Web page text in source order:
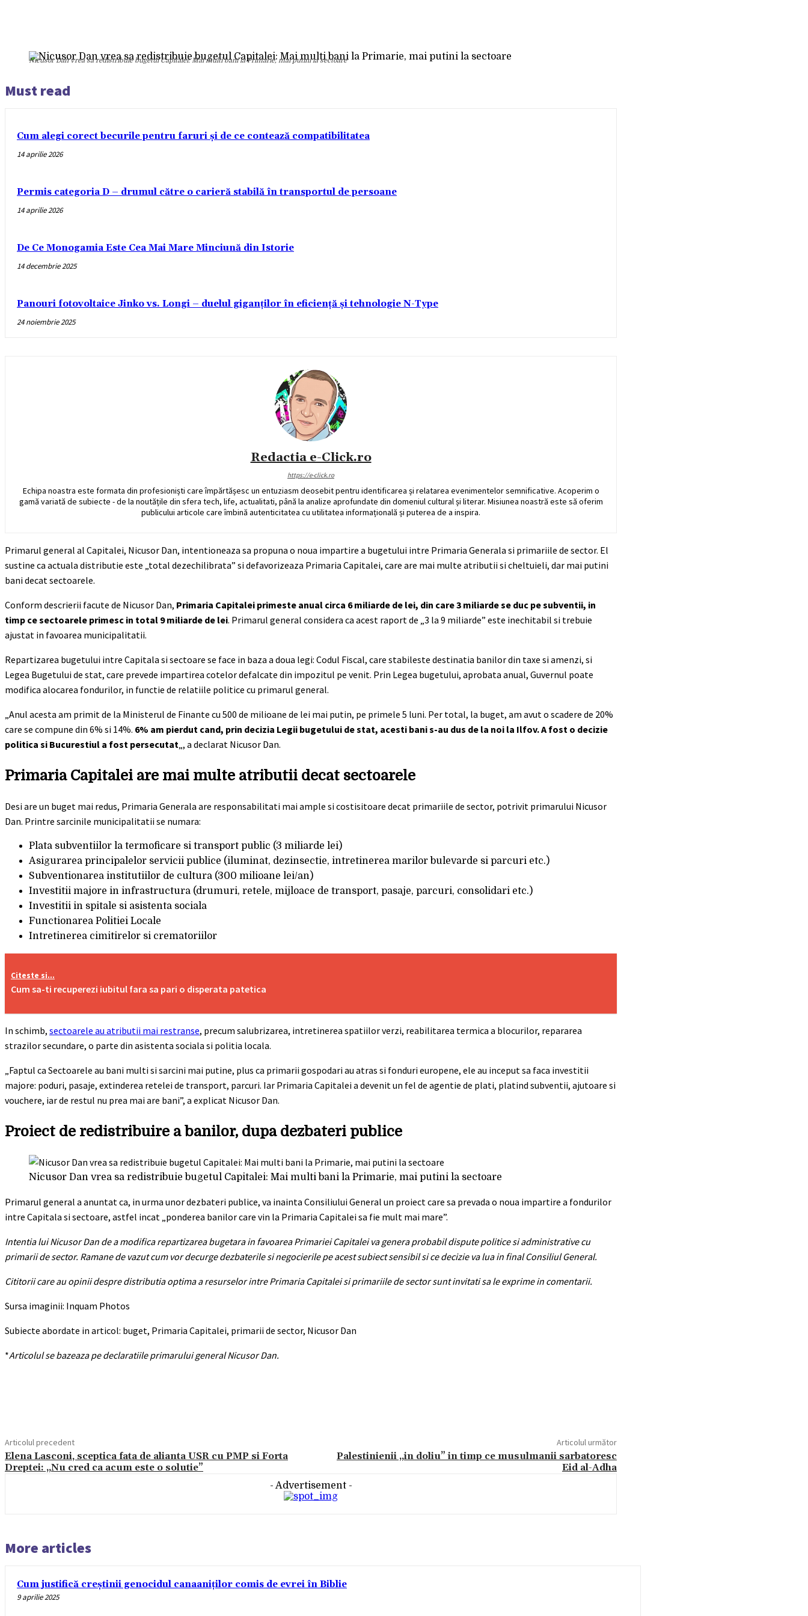
Nicusor Dan vrea sa redistribuie bugetul Capitalei: Mai multi bani la Primarie, mai putini la sectoare
Must read
Cum alegi corect becurile pentru faruri și de ce contează compatibilitatea
14 aprilie 2026
Permis categoria D – drumul către o carieră stabilă în transportul de persoane
14 aprilie 2026
De Ce Monogamia Este Cea Mai Mare Minciună din Istorie
14 decembrie 2025
Panouri fotovoltaice Jinko vs. Longi – duelul giganților în eficiență și tehnologie N-Type
24 noiembrie 2025
Redactia e-Click.ro
https://e-click.ro
Echipa noastra este formata din profesioniști care împărtășesc un entuziasm deosebit pentru identificarea și relatarea evenimentelor semnificative. Acoperim o
gamă variată de subiecte - de la noutățile din sfera tech, life, actualitati, până la analize aprofundate din domeniul cultural și literar. Misiunea noastră este să oferim
publicului articole care îmbină autenticitatea cu utilitatea informațională și puterea de a inspira.
Primarul general al Capitalei, Nicusor Dan, intentioneaza sa propuna o noua impartire a bugetului intre Primaria Generala si primariile de sector. El
sustine ca actuala distributie este „total dezechilibrata” si defavorizeaza Primaria Capitalei, care are mai multe atributii si cheltuieli, dar mai putini
bani decat sectoarele.
Conform descrierii facute de Nicusor Dan, Primaria Capitalei primeste anual circa 6 miliarde de lei, din care 3 miliarde se duc pe subventii, in
timp ce sectoarele primesc in total 9 miliarde de lei. Primarul general considera ca acest raport de „3 la 9 miliarde” este inechitabil si trebuie
ajustat in favoarea municipalitatii.
Repartizarea bugetului intre Capitala si sectoare se face in baza a doua legi: Codul Fiscal, care stabileste destinatia banilor din taxe si amenzi, si
Legea Bugetului de stat, care prevede impartirea cotelor defalcate din impozitul pe venit. Prin Legea bugetului, aprobata anual, Guvernul poate
modifica alocarea fondurilor, in functie de relatiile politice cu primarul general.
„Anul acesta am primit de la Ministerul de Finante cu 500 de milioane de lei mai putin, pe primele 5 luni. Per total, la buget, am avut o scadere de 20%
care se compune din 6% si 14%. 6% am pierdut cand, prin decizia Legii bugetului de stat, acesti bani s-au dus de la noi la Ilfov. A fost o decizie
politica si Bucurestiul a fost persecutat„, a declarat Nicusor Dan.
Primaria Capitalei are mai multe atributii decat sectoarele
Desi are un buget mai redus, Primaria Generala are responsabilitati mai ample si costisitoare decat primariile de sector, potrivit primarului Nicusor
Dan. Printre sarcinile municipalitatii se numara:
Plata subventiilor la termoficare si transport public (3 miliarde lei)
Asigurarea principalelor servicii publice (iluminat, dezinsectie, intretinerea marilor bulevarde si parcuri etc.)
Subventionarea institutiilor de cultura (300 milioane lei/an)
Investitii majore in infrastructura (drumuri, retele, mijloace de transport, pasaje, parcuri, consolidari etc.)
Investitii in spitale si asistenta sociala
Functionarea Politiei Locale
Intretinerea cimitirelor si crematoriilor
Citeste si...
Cum sa-ti recuperezi iubitul fara sa pari o disperata patetica
In schimb, sectoarele au atributii mai restranse, precum salubrizarea, intretinerea spatiilor verzi, reabilitarea termica a blocurilor, repararea
strazilor secundare, o parte din asistenta sociala si politia locala.
„Faptul ca Sectoarele au bani multi si sarcini mai putine, plus ca primarii gospodari au atras si fonduri europene, ele au inceput sa faca investitii
majore: poduri, pasaje, extinderea retelei de transport, parcuri. Iar Primaria Capitalei a devenit un fel de agentie de plati, platind subventii, ajutoare si
vouchere, iar de restul nu prea mai are bani”, a explicat Nicusor Dan.
Proiect de redistribuire a banilor, dupa dezbateri publice
Nicusor Dan vrea sa redistribuie bugetul Capitalei: Mai multi bani la Primarie, mai putini la sectoare
Primarul general a anuntat ca, in urma unor dezbateri publice, va inainta Consiliului General un proiect care sa prevada o noua impartire a fondurilor
intre Capitala si sectoare, astfel incat „ponderea banilor care vin la Primaria Capitalei sa fie mult mai mare”.
Intentia lui Nicusor Dan de a modifica repartizarea bugetara in favoarea Primariei Capitalei va genera probabil dispute politice si administrative cu
primarii de sector. Ramane de vazut cum vor decurge dezbaterile si negocierile pe acest subiect sensibil si ce decizie va lua in final Consiliul General.
Cititorii care au opinii despre distributia optima a resurselor intre Primaria Capitalei si primariile de sector sunt invitati sa le exprime in comentarii.
Sursa imaginii: Inquam Photos
Subiecte abordate in articol: buget, Primaria Capitalei, primarii de sector, Nicusor Dan
*Articolul se bazeaza pe declaratiile primarului general Nicusor Dan.
Articolul precedent
Elena Lasconi, sceptica fata de alianta USR cu PMP si Forta
Dreptei: „Nu cred ca acum este o solutie”
Articolul următor
Palestinienii „in doliu” in timp ce musulmanii sarbatoresc
Eid al-Adha
- Advertisement -
More articles
Cum justifică creștinii genocidul canaaniților comis de evrei în Biblie
9 aprilie 2025